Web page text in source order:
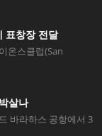
표창장 전달
온스클럽(San
살나
바라하스 공항에서 3